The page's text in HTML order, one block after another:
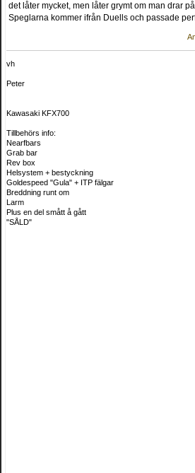
det låter mycket, men låter grymt om man drar
Speglarna kommer ifrån Duells och passade
vh
Peter
Kawasaki KFX700
Tillbehörs info:
Nearfbars
Grab bar
Rev box
Helsystem + bestyckning
Goldespeed "Gula" + ITP fälgar
Breddning runt om
Larm
Plus en del smått å gått
"SÅLD"